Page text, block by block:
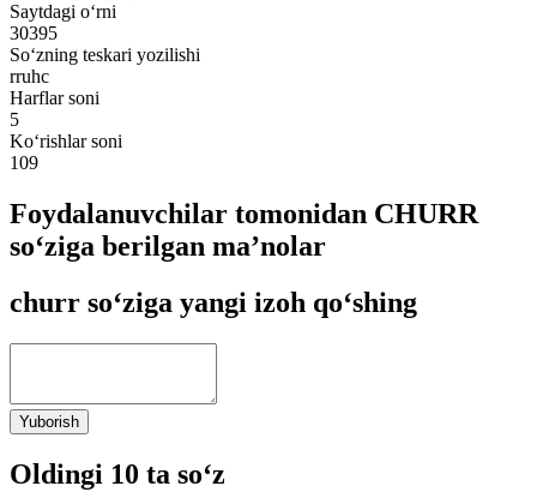
Saytdagi o‘rni
30395
So‘zning teskari yozilishi
rruhc
Harflar soni
5
Ko‘rishlar soni
109
Foydalanuvchilar tomonidan CHURR
so‘ziga berilgan ma’nolar
churr so‘ziga yangi izoh qo‘shing
Yuborish
Oldingi 10 ta so‘z